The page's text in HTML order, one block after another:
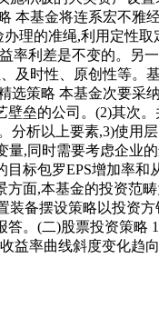
本基金将连系宏不雅
理的准绳,利用定性
率利差是不变的。另
及时性、原创性等。
策略 本基金次要采
垒的公司。(2)其次
析以上要素,3)使用
,同时需要考虑企业
标包罗EPS增加率
面,本基金的投资范
备摆设策略以投资
。(二)股票投资策略
率曲线斜度变化趋